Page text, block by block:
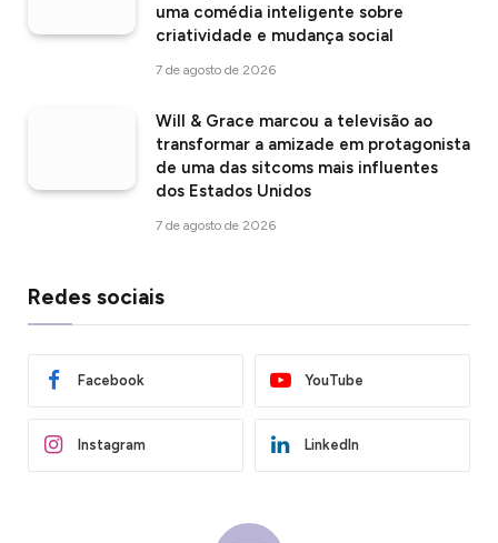
uma comédia inteligente sobre
criatividade e mudança social
7 de agosto de 2026
Will & Grace marcou a televisão ao
transformar a amizade em protagonista
de uma das sitcoms mais influentes
dos Estados Unidos
7 de agosto de 2026
Redes sociais
Facebook YouTube
Instagram LinkedIn